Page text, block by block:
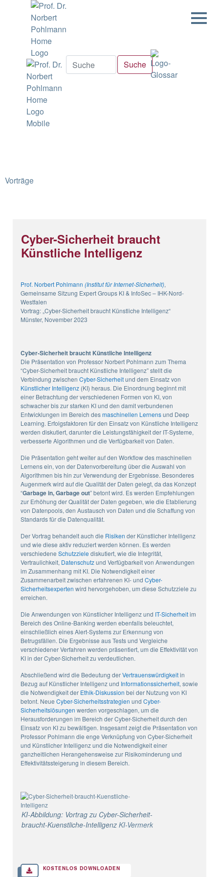
Vorträge
Cyber-Sicherheit braucht
Künstliche Intelligenz
Prof. Norbert Pohlmann (Institut für Internet-Sicherheit),
Gemeinsame Sitzung Expert Groups KI & InfoSec – IHK-Nord-
Westfalen
Vortrag: „Cyber-Sicherheit braucht Künstliche Intelligenz“
Münster, November 2023
Cyber-Sicherheit braucht Künstliche Intelligenz
Die Präsentation von Professor Norbert Pohlmann zum Thema
“Cyber-Sicherheit braucht Künstliche Intelligenz” stellt die
Verbindung zwischen Cyber-Sicherheitund dem Einsatz von
Künstlicher Intelligenz(KI) heraus. Die Einordnung beginnt mit
einer Betrachtung der verschiedenen Formen von KI, von
schwacher bis zur starken KI und den damit verbundenen
Entwicklungen im Bereich desmaschinellen Lernensund Deep
Learning. Erfolgsfaktoren für den Einsatz von Künstliche Intelligenz
werden diskutiert, darunter die Leistungsfähigkeit der IT-Systeme,
verbesserte Algorithmen und die Verfügbarkeit von Daten.
Die Präsentation geht weiter auf den Workflow des maschinellen
Lernens ein, von der Datenvorbereitung über die Auswahl von
Algorithmen bis hin zur Verwendung der Ergebnisse. Besonderes
Augenmerk wird auf die Qualität der Daten gelegt, da das Konzept
“Garbage in, Garbage out” betont wird. Es werden Empfehlungen
zur Erhöhung der Qualität der Daten gegeben, wie die Etablierung
von Datenpools, den Austausch von Daten und die Schaffung von
Standards für die Datenqualität.
Der Vortrag behandelt auch die Risiken der Künstlicher Intelligenz
und wie diese aktiv reduziert werden können. Es werden
verschiedene Schutzziele diskutiert, wie die Integrität,
Vertraulichkeit, Datenschutzund Verfügbarkeit von Anwendungen
im Zusammenhang mit KI. Die Notwendigkeit einer
Zusammenarbeit zwischen erfahrenen KI- und Cyber-
Sicherheitsexperten wird hervorgehoben, um diese Schutzziele zu
erreichen.
Die Anwendungen von Künstlicher Intelligenz und IT-Sicherheitim
Bereich des Online-Banking werden ebenfalls beleuchtet,
einschließlich eines Alert-Systems zur Erkennung von
Betrugsfällen. Die Ergebnisse aus Tests und Vergleiche
verschiedener Verfahren werden präsentiert, um die Effektivität von
KI in der Cyber-Sicherheit zu verdeutlichen.
Abschließend wird die Bedeutung derVertrauenswürdigkeitin
Bezug auf Künstlicher Intelligenz und Informationssicherheit, sowie
die Notwendigkeit der Ethik-Diskussion bei der Nutzung von KI
betont. Neue Cyber-Sicherheitsstrategien und Cyber-
Sicherheitslösungen werden vorgeschlagen, um die
Herausforderungen im Bereich der Cyber-Sicherheit durch den
Einsatz von KI zu bewältigen. Insgesamt zeigt die Präsentation von
Professor Pohlmann die enge Verknüpfung von Cyber-Sicherheit
und Künstlicher Intelligenz und die Notwendigkeit einer
ganzheitlichen Herangehensweise zur Risikominderung und
Effektivitätssteigerung in diesem Bereich.
KI-Abbildung: Vortrag zu Cyber-Sicherheit-
braucht-Kuenstliche-Intelligenz KI-Vermerk
KOSTENLOS DOWNLOADEN